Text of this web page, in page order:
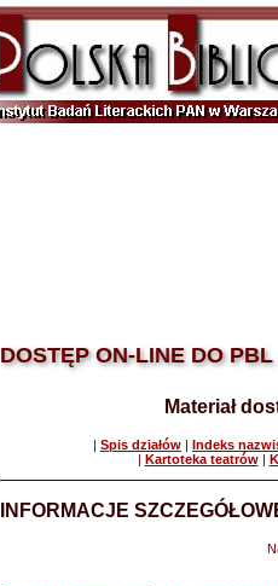
DOSTĘP ON-LINE DO PBL
Materiał
| Spis działów | Indeks
| Kartoteka teatrów|
INFORMACJE